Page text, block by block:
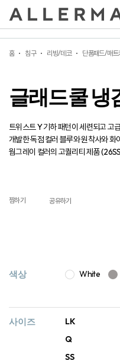
홈 침구 리빙/데코 단품패드/매
글래드쿨 냉
트위스트 Y 기하 패턴이 세련되고 고
개발한 독점 컬러 블루와 원착사와
웜그레이 컬러의 고퀄리티 제품
찜하기 공유하기
글래드쿨 냉감패드
색상 White
사이즈
LK
Q
SS